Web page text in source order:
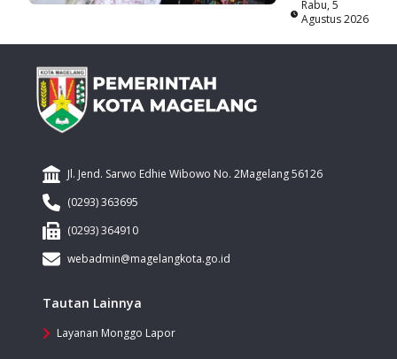
Rabu, 5
Agustus 2026
Jl. Jend. Sarwo Edhie Wibowo No. 2Magelang 56126
(0293) 363695
(0293) 364910
webadmin@magelangkota.go.id
Tautan Lainnya
Layanan Monggo Lapor